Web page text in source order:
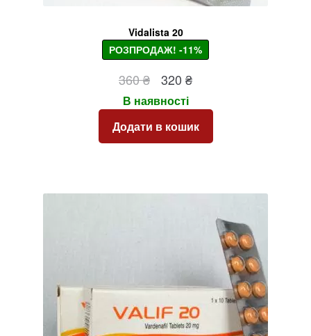
Vidalista 20
РОЗПРОДАЖ! -11%
360₴
Оригінальна
ціна:
320₴Поточна
В наявності
Додати в кошик